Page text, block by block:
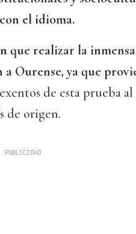
el idioma.
que realizar la
Ourense, ya que
de esta prueba
de origen.